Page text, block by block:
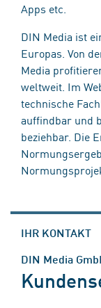
Apps etc.
DIN Media ist
Europas. Von
Media
weltweit. Im
technische
auffindbar und
beziehbar. Die
IHR KONTAKT
DIN Media